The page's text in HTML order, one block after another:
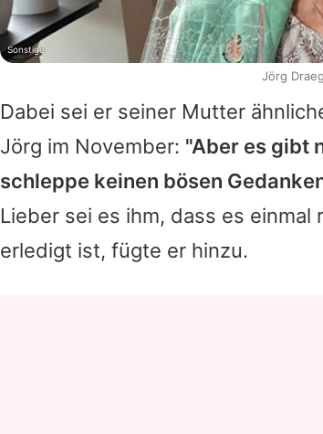
Dabei sei er seiner Mutter
Jörg im November: "Aber es gibt
schleppe keinen bösen
Lieber sei es ihm, dass es
erledigt ist, fügte er hinzu.
Sonstige
Jörg